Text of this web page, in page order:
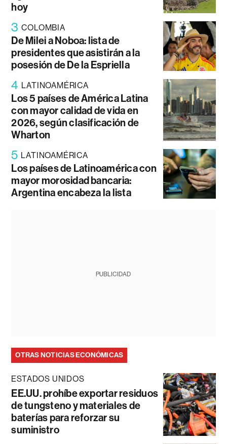
hoy
3 COLOMBIA
De Milei a Noboa: lista de
presidentes que asistirán a la
posesión de De la Espriella
4 LATINOAMÉRICA
Los 5 países de América Latina
con mayor calidad de vida en
2026, según clasificación de
Wharton
5 LATINOAMÉRICA
Los países de Latinoamérica con
mayor morosidad bancaria:
Argentina encabeza la lista
PUBLICIDAD
OTRAS NOTICIAS ECONÓMICAS
ESTADOS UNIDOS
EE.UU. prohíbe exportar residuos
de tungsteno y materiales de
baterías para reforzar su
suministro